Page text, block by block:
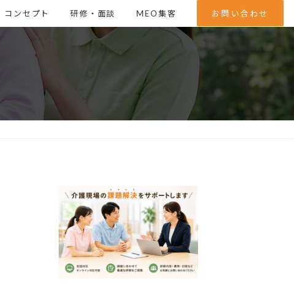
コンセプト 研修・面談 MEO集客 お問い合わせ